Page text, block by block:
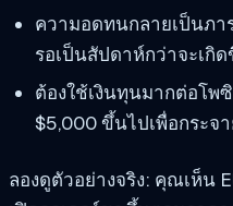
ความอดทนกลายเป็นภา
รอเป็นสัปดาห์กว่าจะเกิ
ต้องใช้เงินทุนมากต่อโ
$5,000 ขึ้นไปเพื่อกระจ
ลองดูตัวอย่างจริง: คุณเห็น